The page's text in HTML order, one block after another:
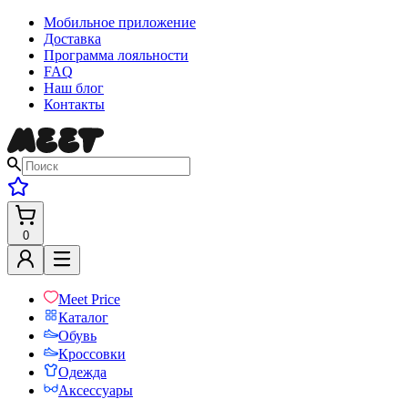
Мобильное приложение
Доставка
Программа лояльности
FAQ
Наш блог
Контакты
0
Meet Price
Каталог
Обувь
Кроссовки
Одежда
Аксессуары